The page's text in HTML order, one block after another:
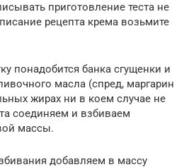
приготовление теста не
рецепта крема возьмите
понадобится банка сгущенки и
масла (спред, маргарин
жирах ни в коем случае не
соединяем и взбиваем
массы.
добавляем в массу